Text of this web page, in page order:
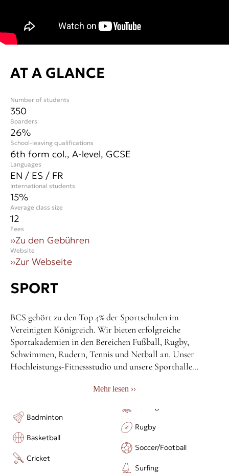
AT A GLANCE
Number of students
350
Boarders
26%
School-leaving qualifications
6th form col., A-level, GCSE
Average class size
12
International students
15%
Languages
EN / ES / FR
Fees
››Zu den Gebühren
Website
››Zur Webseite
SPORT
BCS gehört zu den Top 4% der Sportschulen im
Vereinigten Königreich. Wir bieten erfolgreiche
Sportakademien in den Bereichen Fußball, Rugby,
Schwimmen, Rudern, Tennis und Netball an. Unser
Hochleistungs-Fitnessstudio und unsere Sporthalle
ihre Ziele zu erreichen. Darüber hinaus bieten wir in
Sportarten für alle Niveaus zum Ausprobieren an. BCS ist
die perfekte Wahl für Schülerinnen und Schüler jedes
Leistungsniveaus, die offen dafür sind, etwas Neues
auszuprobieren.
Mehr lesen ››
Badminton
Basketball
Cricket
Rugby
Soccer/Football
Surfing